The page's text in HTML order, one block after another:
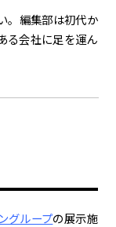
。編集部は初代か
る会社に足を運ん
グループの展示施